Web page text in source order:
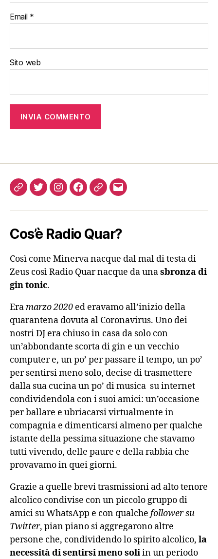
Email *
Sito web
ComeTwitterInstagram
FB Podcast
Email
Cos’è Radio Quar?
Così come Minerva nacque dal mal di testa di
Zeus così Radio Quar nacque da unasbronza di
gin tonic.
Eramarzo 2020 ed eravamo all’inizio della
quarantena dovuta al Coronavirus. Uno dei
nostri DJ era chiuso in casa da solo con
un’abbondante scorta di gin e un vecchio
computer e, un po’ per passare il tempo, un po’
per sentirsi meno solo, decise di trasmettere
dalla sua cucina un po’ di musica su internet
condividendola con i suoi amici: un’occasione
per ballare e ubriacarsi virtualmente in
compagnia e dimenticarsi almeno per qualche
istante della pessima situazione che stavamo
tutti vivendo, delle paure e della rabbia che
provavamo in quei giorni.
Grazie a quelle brevi trasmissioni ad alto tenore
alcolico condivise con un piccolo gruppo di
amici su WhatsApp e con qualche follower su
Twitter, pian piano si aggregarono altre
persone che, condividendo lo spirito alcolico, la
necessità di sentirsi meno soliin un periodo